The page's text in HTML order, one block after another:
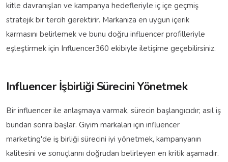
kitle davranışları ve kampanya hedefleriyle iç içe geçmiş
stratejik bir tercih gerektirir. Markanıza en uygun içerik
karmasını belirlemek ve bunu doğru influencer profilleriyle
eşleştirmek için Influencer360 ekibiyle iletişime geçebilirsiniz.
Influencer İşbirliği Sürecini Yönetmek
Bir influencer ile anlaşmaya varmak, sürecin başlangıcıdır; asıl iş
bundan sonra başlar. Giyim markaları için influencer
marketing'de iş birliği sürecini iyi yönetmek, kampanyanın
kalitesini ve sonuçlarını doğrudan belirleyen en kritik aşamadır.